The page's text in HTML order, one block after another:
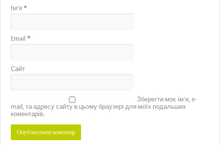
Ім'я*
Email*
Сайт
Зберегти моє ім'я, e-
mail, та адресу сайту в цьому браузері для моїх подальших
коментарів.